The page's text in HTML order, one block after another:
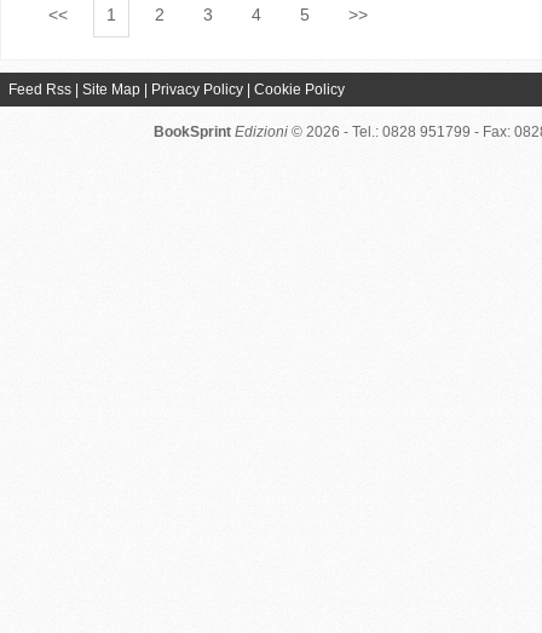
<< 1 2 3 4 5 >>
Feed Rss Site Map Privacy Policy Cookie Policy
BookSprint Edizioni © 2026 - Tel.: 0828 951799 - Fax: